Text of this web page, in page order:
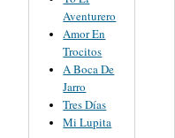
Aventurero
Amor En
Trocitos
A Boca De
Jarro
Tres Días
Mi Lupita